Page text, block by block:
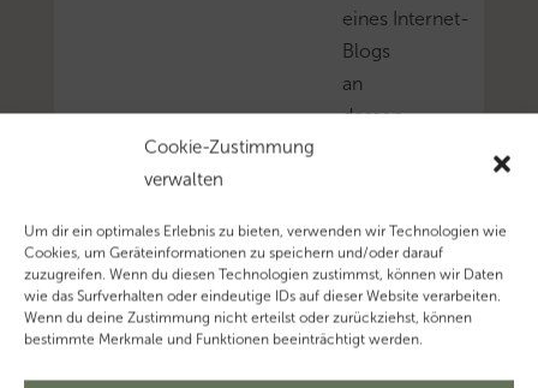
Cookie-Zustimmung
verwalten
Um dir ein optimales Erlebnis zu bieten, verwenden wir Technologien wie
Cookies, um Geräteinformationen zu speichern und/oder darauf
zuzugreifen. Wenn du diesen Technologien zustimmst, können wir Daten
wie das Surfverhalten oder eindeutige IDs auf dieser Website verarbeiten.
Wenn du deine Zustimmung nicht erteilst oder zurückziehst, können
bestimmte Merkmale und Funktionen beeinträchtigt werden.
eines Internet-
Blogs
an
dessen
mit
der
Frage
nach
einem